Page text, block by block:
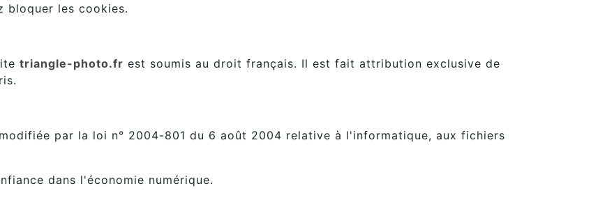
bloquer les cookies.
triangle-photo.fr est soumis au droit français. Il est fait attribution exclusive de
par la loi n° 2004-801 du 6 août 2004 relative à l'informatique, aux fichiers
dans l'économie numérique.